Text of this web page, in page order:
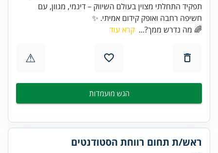
תפקיד התחלתי מצוין בעולם השיווק – דינמי, מגוון, עם
חשיפה רחבה ואופק קידום אמיתי. ✨
🌈 מה נדרש ממך?... קרא עוד
⚠
הגש מועמדות
ראש/ת תחום רווחת הסטודנטים